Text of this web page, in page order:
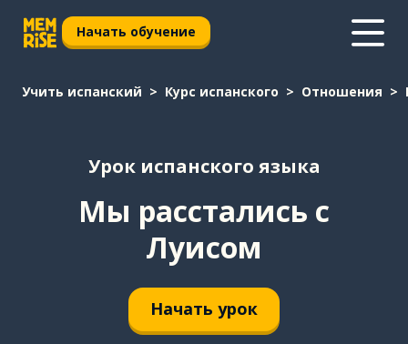
Начать обучение
Учить испанский Курс испанского Отношения
Урок испанского языка
Мы расстались с
Луисом
Начать урок